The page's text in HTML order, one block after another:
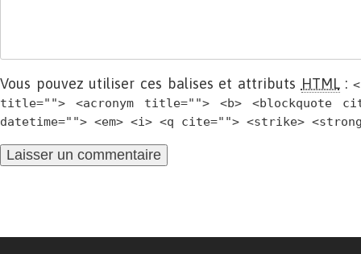
Vous pouvez utiliser ces balises et attributs HTML:
title=""> <acronym title=""> <b> <blockquote
datetime=""> <em> <i> <q cite=""> <strike>